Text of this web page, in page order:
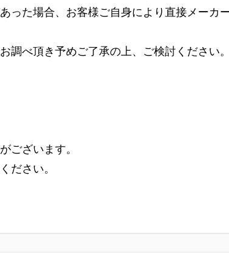
った場合、お客様ご自身により直接メーカ
調べ頂き予めご了承の上、ご検討ください。
ございます。
ださい。